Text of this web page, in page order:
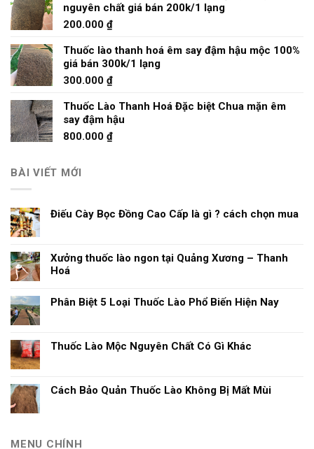
nguyên chất giá bán 200k/1 lạng
200.000 ₫
Thuốc lào thanh hoá êm say đậm hậu mộc 100%
giá bán 300k/1 lạng
300.000 ₫
Thuốc Lào Thanh Hoá Đặc biệt Chua mặn êm
say đậm hậu
800.000 ₫
BÀI VIẾT MỚI
Điếu Cày Bọc Đồng Cao Cấp là gì ? cách chọn mua
Xưởng thuốc lào ngon tại Quảng Xương – Thanh
Hoá
Phân Biệt 5 Loại Thuốc Lào Phổ Biến Hiện Nay
Thuốc Lào Mộc Nguyên Chất Có Gì Khác
Cách Bảo Quản Thuốc Lào Không Bị Mất Mùi
MENU CHÍNH